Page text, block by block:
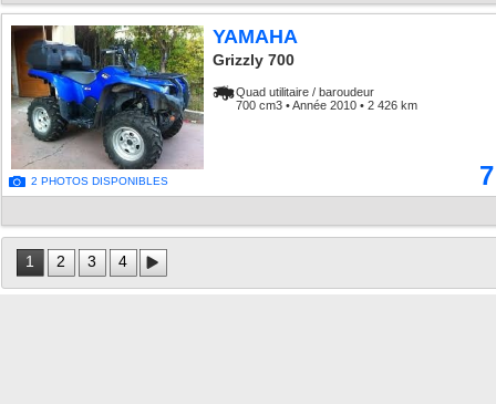
2 PHOTOS DISPONIBLES
YAMAHA
Grizzly 700
Quad utilitaire / baroudeur
700 cm3 • Année 2010 • 2 426 km
1 2 3 4